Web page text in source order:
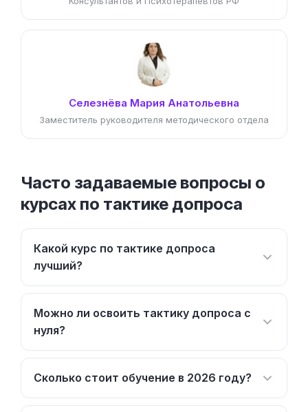
Селезнёва Мария Анатольевна
Заместитель руководителя методического отдела
Часто задаваемые вопросы о
курсах по тактике допроса
Какой курс по тактике допроса
лучший?
Можно ли освоить тактику допроса с
нуля?
Сколько стоит обучение в 2026 году?